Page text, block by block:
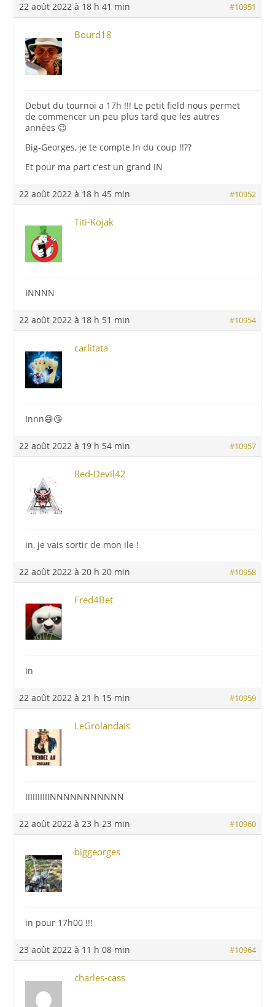
22 août 2022 à 18 h 41 min #10951
Bourd18
Debut du tournoi a 17h !!! Le petit field nous permet
de commencer un peu plus tard que les autres
années 😉
Big-Georges, je te compte In du coup !!??
Et pour ma part c’est un grand IN
22 août 2022 à 18 h 45 min #10952
Titi-Kojak
INNNN
22 août 2022 à 18 h 51 min #10954
carlitata
Innn😄😘
22 août 2022 à 19 h 54 min #10957
Red-Devil42
in, je vais sortir de mon ile !
22 août 2022 à 20 h 20 min #10958
Fred4Bet
in
22 août 2022 à 21 h 15 min #10959
LeGrolandais
IIIIIIIIIINNNNNNNNNNN
22 août 2022 à 23 h 23 min #10960
biggeorges
in pour 17h00 !!!
23 août 2022 à 11 h 08 min #10964
charles-cass